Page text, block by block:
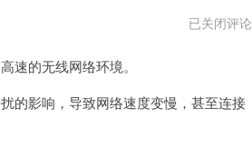
双
2.4g
和
已关闭评论
的无线网络环境。
的影响，导致网络速度变慢，甚至连接